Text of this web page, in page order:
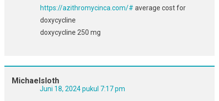
https://azithromycinca.com/# average cost for
doxycycline
doxycycline 250 mg
Michaelsloth
Juni 18, 2024 pukul 7:17 pm